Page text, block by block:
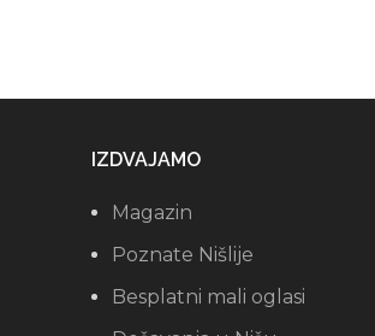
IZDVAJAMO
Magazin
Poznate Nišlije
Besplatni mali oglasi